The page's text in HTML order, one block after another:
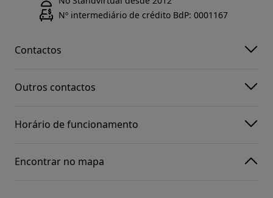
Nº intermediário de crédito BdP: 0001167
Contactos
Outros contactos
Horário de funcionamento
Encontrar no mapa